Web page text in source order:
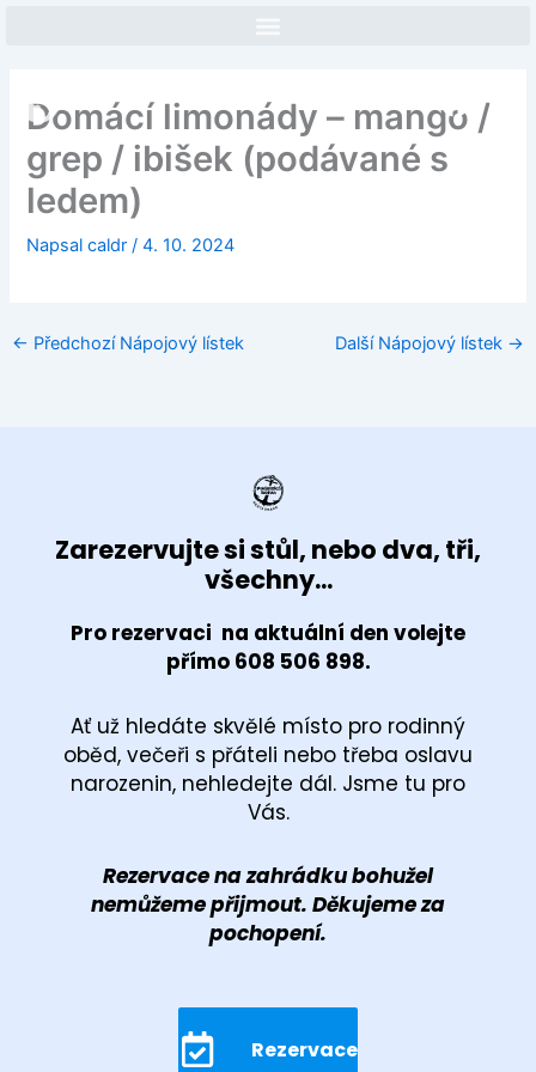
Domácí limonády – mango /
grep / ibišek (podávané s
ledem)
Napsalcaldr/4. 10. 2024
← Předchozí Nápojový lístek Další Nápojový lístek →
Zarezervujte si stůl, nebo dva, tři,
všechny...
Pro rezervaci na aktuální den volejte
přímo 608 506 898.
Ať už hledáte skvělé místo pro rodinný
oběd, večeři s přáteli nebo třeba oslavu
narozenin, nehledejte dál. Jsme tu pro
Vás.
Rezervace na zahrádku bohužel
nemůžeme přijmout. Děkujeme za
pochopení.
Rezervace